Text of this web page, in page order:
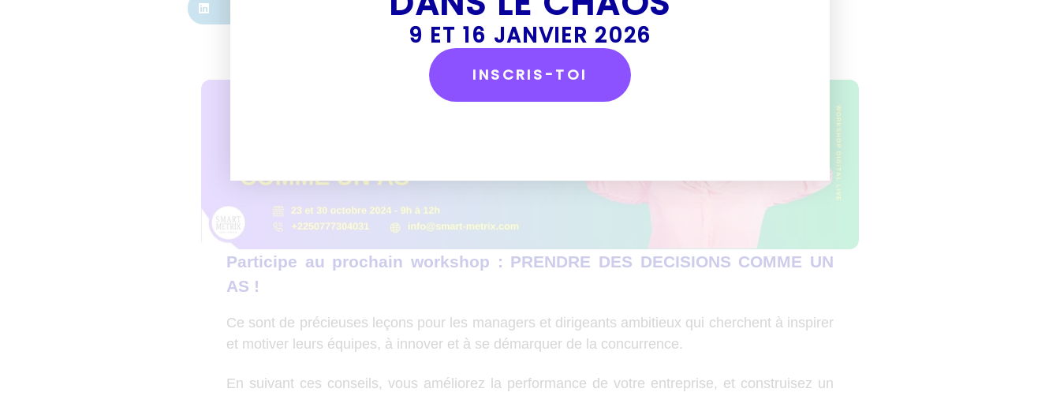
WhatsApp Facebook Email
Participe au prochain workshop : PRENDRE DES DECISIONS COMME UN
AS !
Ce sont de précieuses leçons pour les managers et dirigeants ambitieux qui cherchent à inspirer
et motiver leurs équipes, à innover et à se démarquer de la concurrence.
En suivant ces conseils, vous améliorez la performance de votre entreprise, et construisez un
9 ET 16 JANVIER 2026
INSCRIS-TOI